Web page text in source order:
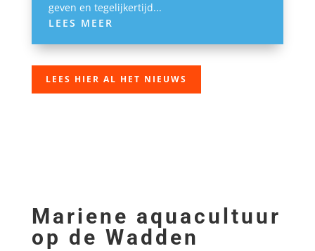
geven en tegelijkertijd...
LEES MEER
LEES HIER AL HET NIEUWS
Mariene aquacultuur
op de Wadden